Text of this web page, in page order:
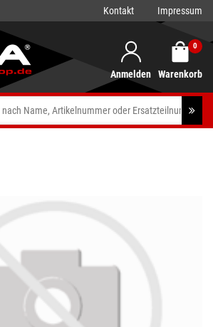
Kontakt Impressum
Anmelden
0
Warenkorb